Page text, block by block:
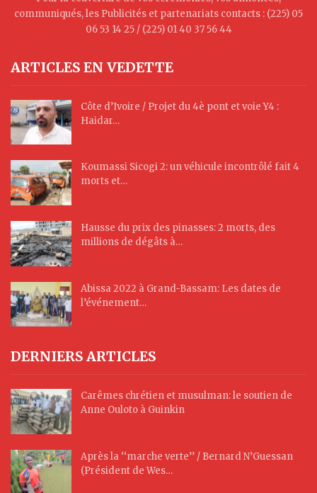
communiqués, les Publicités et partenariats contacts : (225) 05
06 53 14 25 / (225) 01 40 37 56 44
ARTICLES EN VEDETTE
Côte d’Ivoire / Projet du 4è pont et voie Y4 :
Haidar…
Koumassi Sicogi 2: un véhicule incontrôlé fait 4
morts et…
Hausse du prix des pinasses: 2 morts, des
millions de dégâts à…
Abissa 2022 à Grand-Bassam: Les dates de
l’événement…
DERNIERS ARTICLES
Carêmes chrétien et musulman: le soutien de
Anne Ouloto à Guinkin
Après la ‘‘marche verte’’ / Bernard N’Guessan
(Président de Wes…